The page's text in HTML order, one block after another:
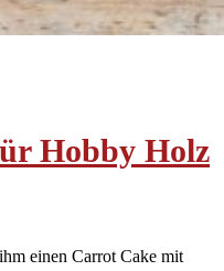
Hobby Holz
einen Carrot Cake mit